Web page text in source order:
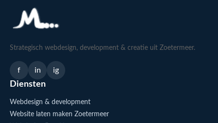
Strategisch webdesign, development & creatie uit Zoetermeer.
f in ig
Diensten
Webdesign & development
Website laten maken Zoetermeer